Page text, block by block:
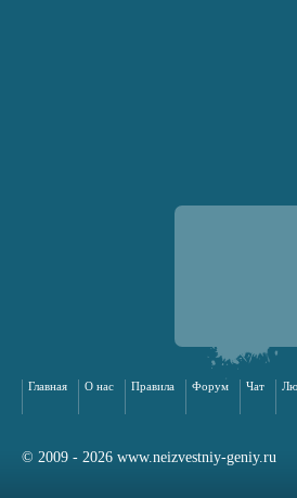
Главная О нас Правила Форум Чат
© 2009 - 2026 www.neizvestniy-
сайта